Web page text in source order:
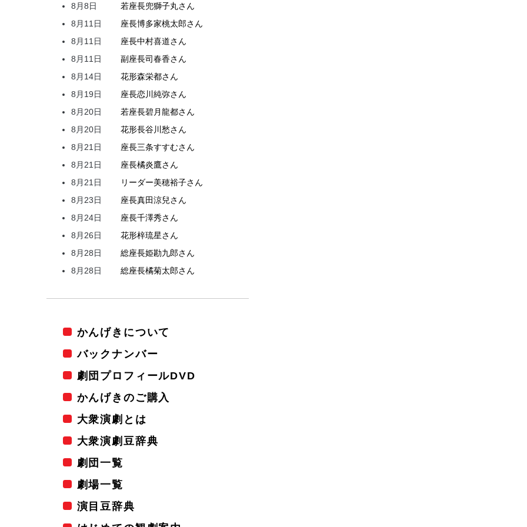
8月8日
若座長兜獅子丸さん
8月11日
座長博多家桃太郎さん
8月11日
座長中村喜道さん
8月11日
副座長司春香さん
8月14日
花形森栄都さん
8月19日
座長恋川 純弥さん
8月20日
若座長碧月龍都さん
8月20日
花形長谷川 愁さん
8月21日
座長三条すすむさん
8月21日
座長橘炎鷹さん
8月21日
リーダー美穂裕子さん
8月23日
座長真田涼兒さん
8月24日
座長千澤秀さん
8月26日
花形梓琉星さん
8月28日
総座長姫勘九郎さん
8月28日
総座長橘菊太郎さん
かんげきについて
バックナンバー
劇団プロフィールDVD
かんげきのご購入
大衆演劇とは
大衆演劇豆辞典
劇団一覧
劇場一覧
演目豆辞典